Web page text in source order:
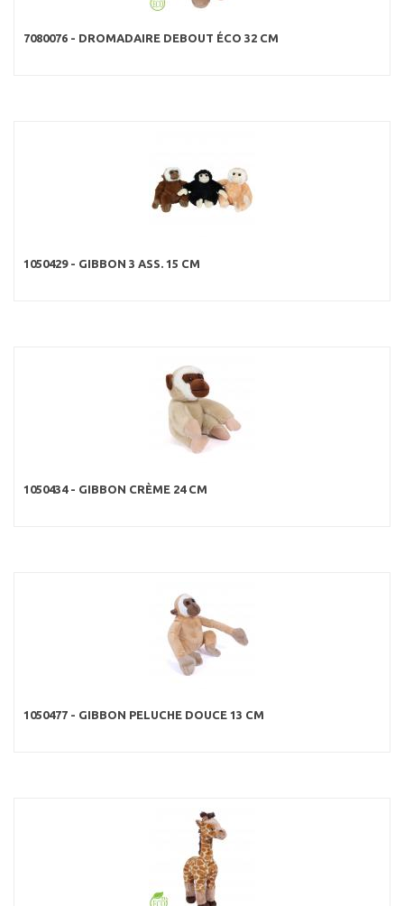
7080076 - DROMADAIRE DEBOUT ÉCO 32 CM
1050429 - GIBBON 3 ASS. 15 CM
1050434 - GIBBON CRÈME 24 CM
1050477 - GIBBON PELUCHE DOUCE 13 CM